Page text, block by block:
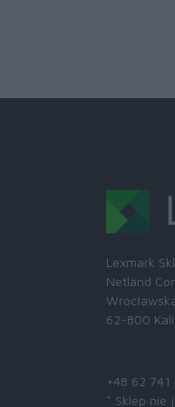
Lexmark
Netland
62-800
+48 62 741
* Sklep nie